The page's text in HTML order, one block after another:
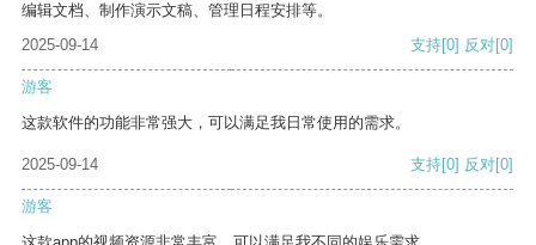
编辑文档、制作演示文稿、管理日程安排等。
2025-09-14
支持[0] 反对[0]
游客
这款软件的功能非常强大，可以满足我日常使用的需求。
2025-09-14 支持[0] 反对[0]
游客